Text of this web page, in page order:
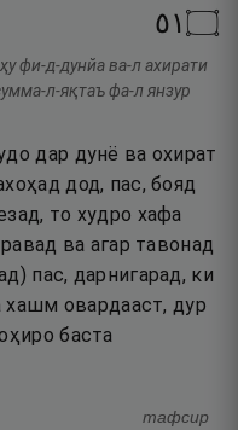
۝١٥
фи-д-дунйа ва-л ахирати
л-яқтаъ фа-л янзур
дар дунё ва охират
дод, пас, бояд
то худро хафа
ва агар тавонад
пас, дарнигарад, ки
хашм овардааст, дур
баста
тафсир